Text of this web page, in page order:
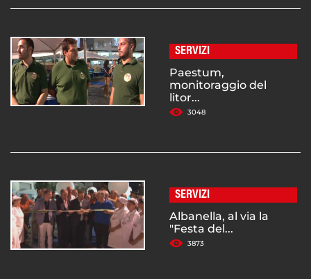
SERVIZI
Paestum,
monitoraggio del
litor...
3048
SERVIZI
Albanella, al via la
"Festa del...
3873